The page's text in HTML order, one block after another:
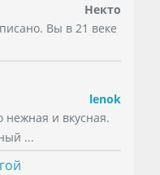
Некто
Вы в 21 веке
lenok
и вкусная.
...